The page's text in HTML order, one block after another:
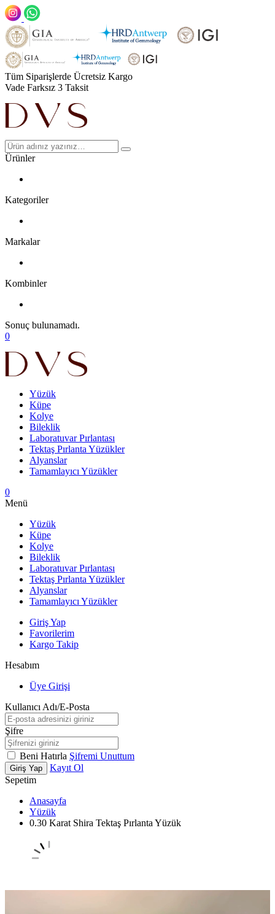
Tüm Siparişlerde Ücretsiz Kargo
Vade Farksız 3 Taksit
Ürünler
Kategoriler
Markalar
Kombinler
Sonuç bulunamadı.
0
Yüzük
Küpe
Kolye
Bileklik
Laboratuvar Pırlantası
Tektaş Pırlanta Yüzükler
Alyanslar
Tamamlayıcı Yüzükler
0
Menü
Yüzük
Küpe
Kolye
Bileklik
Laboratuvar Pırlantası
Tektaş Pırlanta Yüzükler
Alyanslar
Tamamlayıcı Yüzükler
Giriş Yap
Favorilerim
Kargo Takip
Hesabım
Üye Girişi
Kullanıcı Adı/E-Posta
Şifre
Beni Hatırla Şifremi Unuttum
Giriş Yap
Kayıt Ol
Sepetim
Anasayfa
Yüzük
0.30 Karat Shira Tektaş Pırlanta Yüzük